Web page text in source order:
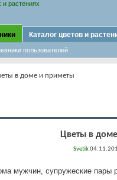
пользователей
Каталог цветов и
в доме и приметы
Цветы в
Svetik
мужчин, супружеские пары